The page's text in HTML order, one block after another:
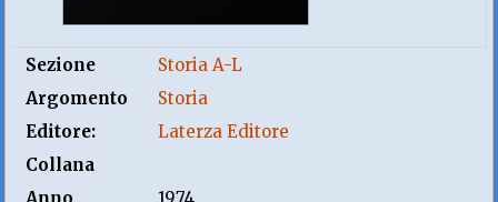
Sezione
Storia A-L
Argomento
Storia
Editore:
Laterza Editore
Collana